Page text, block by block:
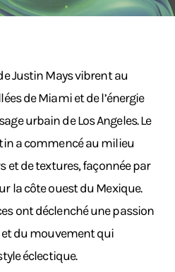
Justin Mays vibrent au
de Miami et de l’énergie
urbain de Los Angeles. Le
a commencé au milieu
et de textures, façonnée par
la côte ouest du Mexique.
ont déclenché une passion
du mouvement qui
éclectique.